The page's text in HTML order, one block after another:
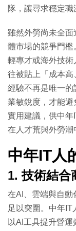
隊，讓尋求穩定職
雖然外勞尚未全
體市場的競爭門
輕專才或海外技
往被貼上「成本高
經驗不再是唯一
業敏銳度，才能
實用建議，供中年
在人才荒與外勞潮
中年IT人
1. 技術結合
在AI、雲端與自動
足以突圍。中年
以AI工具提升營